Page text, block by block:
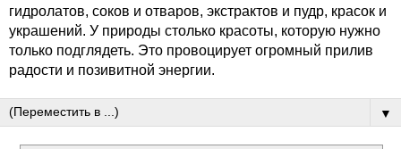
гидролатов, соков и отваров, экстрактов и пудр, красок и
украшений. У природы столько красоты, которую нужно
только подглядеть. Это провоцирует огромный прилив
радости и позивитной энергии.
▼